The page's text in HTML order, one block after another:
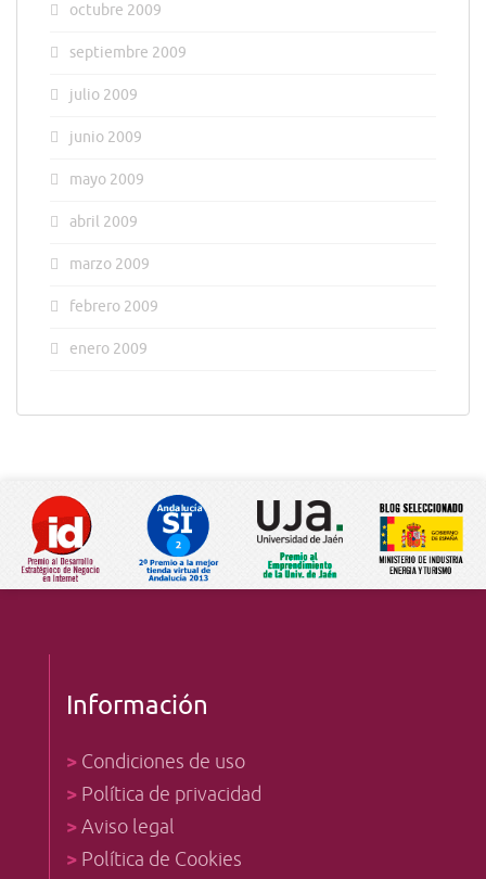
octubre 2009
septiembre 2009
julio 2009
junio 2009
mayo 2009
abril 2009
marzo 2009
febrero 2009
enero 2009
Información
> Condiciones de uso
> Política de privacidad
>Aviso legal
> Política de Cookies